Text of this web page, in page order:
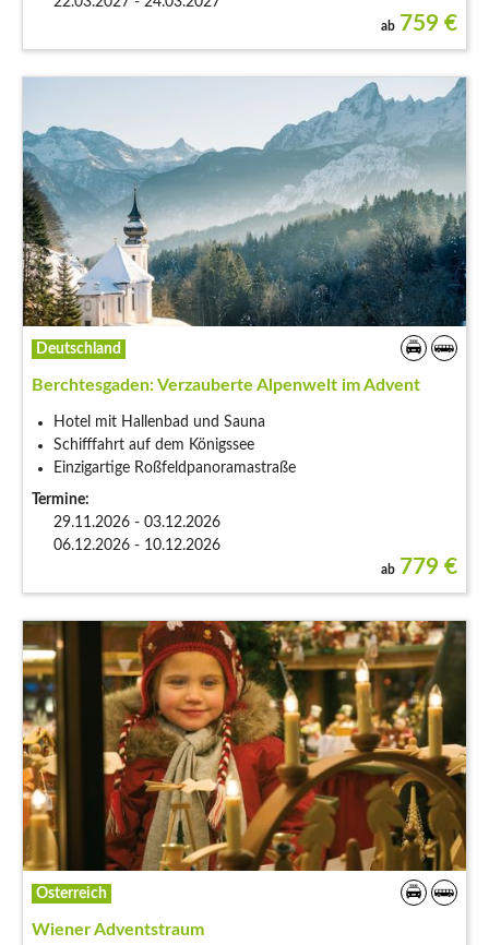
ab 759 €
Deutschland
Berchtesgaden: Verzauberte Alpenwelt im Advent
Hotel mit Hallenbad und Sauna
Schifffahrt auf dem Königssee
Einzigartige Roßfeldpanoramastraße
Termine:
29.11.2026 - 03.12.2026
06.12.2026 - 10.12.2026
ab 779 €
Österreich
Wiener Adventstraum